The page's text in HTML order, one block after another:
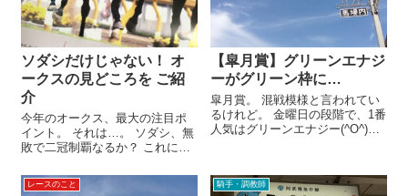
ソダシだけじゃない！ オ
ークスの見どころを ご紹
介
今年のオークス、最大の注目ポ
イント。 それは…。 ソダシ、無
敗で二冠制覇なるか？ これに尽
争われるわけで、ソダシ以外の
陣営も黙っちゃいない。 という
【皐月賞】グリーンエナジ
ーがグリーン枠に…
皐月賞。 混戦模様と言われてい
るけれど。 金曜日の段階で、1番
人気はグリーンエナジー(^O^)／
りが実に鮮やかでした！ にして
も。 ロブチェンやカヴァレリッ
レースのこと 騎手・調教師